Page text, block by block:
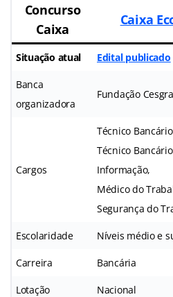
Concurso
Caixa
Caixa
Situação atual Edital publicado
Banca
organizadora
Fundação
Cargos
Técnico
Técnico
Informação,
Médico do
Segurança do
Escolaridade Níveis médio e
Carreira Bancária
Lotação Nacional